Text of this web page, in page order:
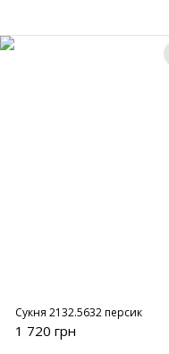
Сукня 2132.5632 персик
1 720 грн